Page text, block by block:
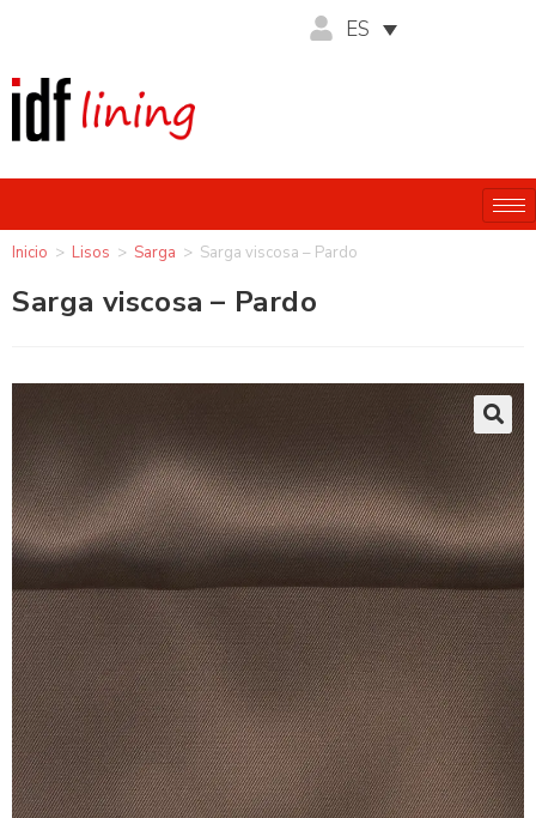
ES
Inicio > Lisos > Sarga > Sarga viscosa – Pardo
Sarga viscosa – Pardo
🔍